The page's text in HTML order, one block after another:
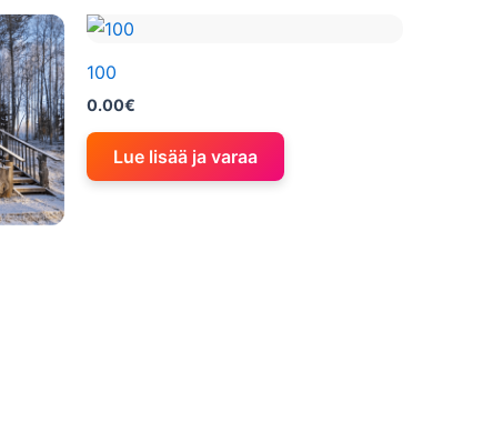
100
0.00€
Lue lisää ja varaa